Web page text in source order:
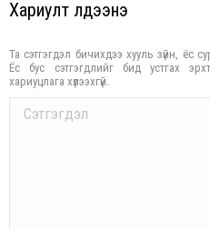
Хариулт үлдээнэ үү
Та сэтгэгдэл бичихдээ хууль зүйн, ёс
Ёс бус сэтгэгдлийг бид устгах
хариуцлага хүлээхгүй.
Comment